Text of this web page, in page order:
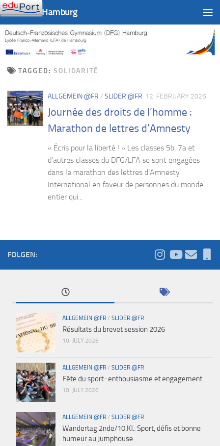
Skip to content
DFG-LFA Hamburg
TAGGED: SOLIDARITÉ
ALLGEMEIN @FR / SLIDER @FR 12. FEBRUARY 2026
Journée des droits de l’homme :
Marathon de lettres d’Amnesty
« Écris pour la liberté ! » Les classes 5b, 7a et
d’autres classes du DFG/LFA se sont engagées
dans le marathon des lettres d’Amnesty
International en faveur de personnes du monde
entier qui...
FOLGEN:
ALLGEMEIN @FR / SLIDER @FR
Résultats du brevet session 2026
10. JULY 2026
ALLGEMEIN @FR / SLIDER @FR
Fête du sport : enthousiasme et engagement
10. JULY 2026
ALLGEMEIN @FR / SLIDER @FR
Wandertag 2nde/10.Kl.: Sport, défis et bonne
humeur au Jumphouse